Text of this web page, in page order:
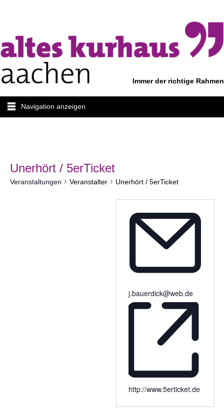
Immer der richtige Rahmen
Navigation anzeigen
Unerhört / 5erTicket
Veranstaltungen Veranstalter Unerhört / 5erTicket
j.bauerdick@web.de
http://www.5erticket.de